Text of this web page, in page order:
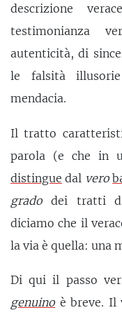
descrizione
testimonianza
autenticità, di
le falsità
mendacia.
Il tratto
parola (e che in
distingue dal vero
grado dei tratti
diciamo che il
la via è quella: una
Di qui il passo
genuino è breve. Il